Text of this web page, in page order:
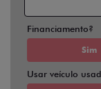
Financiamento?
Sim
Usar veículo